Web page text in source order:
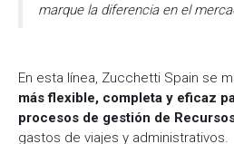
marque la diferencia en el
En esta línea, Zucchetti Spain se
más flexible, completa y eficaz
procesos de gestión de
gastos de viajes y administrativos.